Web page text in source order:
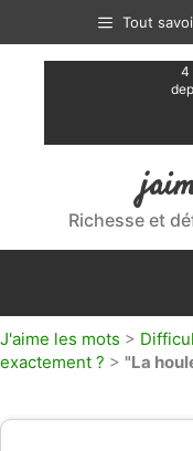
contenu
Tout
4
Richesse et
J'aime les mots >
exactement ? > "La